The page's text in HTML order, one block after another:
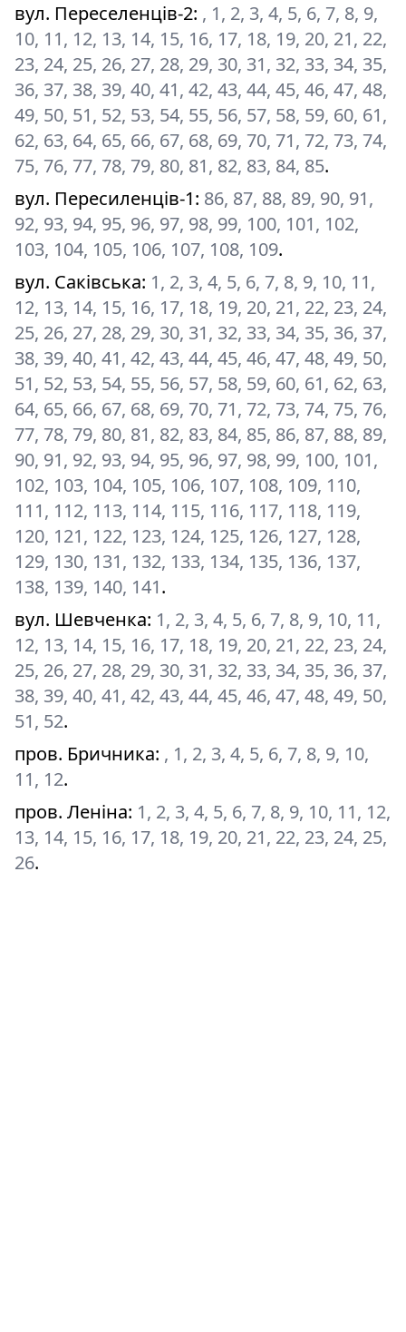
вул. Переселенців-2: , 1, 2, 3, 4, 5, 6, 7, 8, 9,
10, 11, 12, 13, 14, 15, 16, 17, 18, 19, 20, 21, 22,
23, 24, 25, 26, 27, 28, 29, 30, 31, 32, 33, 34, 35,
36, 37, 38, 39, 40, 41, 42, 43, 44, 45, 46, 47, 48,
49, 50, 51, 52, 53, 54, 55, 56, 57, 58, 59, 60, 61,
62, 63, 64, 65, 66, 67, 68, 69, 70, 71, 72, 73, 74,
75, 76, 77, 78, 79, 80, 81, 82, 83, 84, 85.
вул. Пересиленців-1: 86, 87, 88, 89, 90, 91,
92, 93, 94, 95, 96, 97, 98, 99, 100, 101, 102,
103, 104, 105, 106, 107, 108, 109.
вул. Саківська: 1, 2, 3, 4, 5, 6, 7, 8, 9, 10, 11,
12, 13, 14, 15, 16, 17, 18, 19, 20, 21, 22, 23, 24,
25, 26, 27, 28, 29, 30, 31, 32, 33, 34, 35, 36, 37,
38, 39, 40, 41, 42, 43, 44, 45, 46, 47, 48, 49, 50,
51, 52, 53, 54, 55, 56, 57, 58, 59, 60, 61, 62, 63,
64, 65, 66, 67, 68, 69, 70, 71, 72, 73, 74, 75, 76,
77, 78, 79, 80, 81, 82, 83, 84, 85, 86, 87, 88, 89,
90, 91, 92, 93, 94, 95, 96, 97, 98, 99, 100, 101,
102, 103, 104, 105, 106, 107, 108, 109, 110,
111, 112, 113, 114, 115, 116, 117, 118, 119,
120, 121, 122, 123, 124, 125, 126, 127, 128,
129, 130, 131, 132, 133, 134, 135, 136, 137,
138, 139, 140, 141.
вул. Шевченка: 1, 2, 3, 4, 5, 6, 7, 8, 9, 10, 11,
12, 13, 14, 15, 16, 17, 18, 19, 20, 21, 22, 23, 24,
25, 26, 27, 28, 29, 30, 31, 32, 33, 34, 35, 36, 37,
38, 39, 40, 41, 42, 43, 44, 45, 46, 47, 48, 49, 50,
51, 52.
пров. Бричника: , 1, 2, 3, 4, 5, 6, 7, 8, 9, 10,
11, 12.
пров. Леніна: 1, 2, 3, 4, 5, 6, 7, 8, 9, 10, 11, 12,
13, 14, 15, 16, 17, 18, 19, 20, 21, 22, 23, 24, 25,
26.